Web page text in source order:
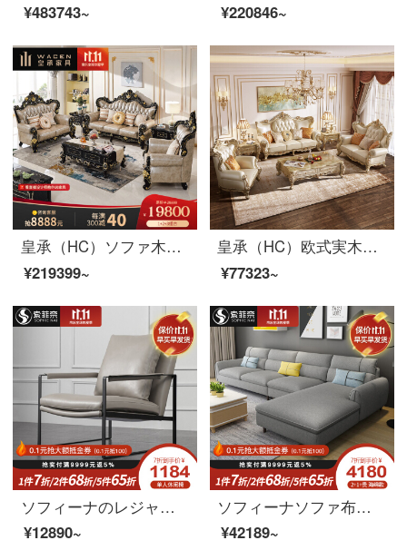
¥483743~
¥220846~
皇承（HC）ソファ木ソファ欧式家具本革ソファー豪華セット3人乗り832【欧式黒古典】シングル+ツイン+3人
¥219399~
皇承（HC）欧式実木小型ソファーセット本革別荘家具722別荘洋館中小型ソファ【貴妃椅子】
¥77323~
ソフィーナのレジャーチェアのシングルチェア北欧の近代的な寝室のリビングルームのソファチェアのシンプルなシングルのレジャーチェア
¥12890~
ソフィーナソファ布芸ソファー北欧軽奢布芸ソファー客間の小型家具セットの組み合わせが簡単で現代家具2+貴妃ラテックスモデル
¥42189~